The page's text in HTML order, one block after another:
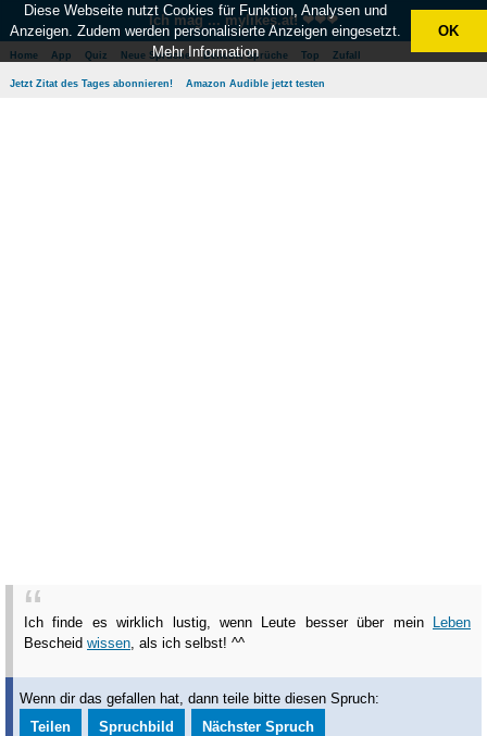
Ich mag ... mylikes.at! ❤❤❤
Home App Quiz Neue Sprüche Beliebte Sprüche Top Zufall
Jetzt Zitat des Tages abonnieren! Amazon Audible jetzt testen
Ich finde es wirklich lustig, wenn Leute besser über mein
Leben
Bescheid wissen, als ich selbst! ^^
Wenn dir das gefallen hat, dann teile bitte diesen Spruch:
Teilen
Spruchbild Nächster Spruch
Diese Webseite nutzt Cookies für Funktion, Analysen und
Anzeigen. Zudem werden personalisierte Anzeigen eingesetzt.
Mehr Information
OK